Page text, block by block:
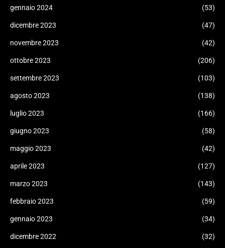
gennaio 2024 (53)
dicembre 2023 (47)
novembre 2023 (42)
ottobre 2023 (206)
settembre 2023 (103)
agosto 2023 (138)
luglio 2023 (166)
giugno 2023 (58)
maggio 2023 (42)
aprile 2023 (127)
marzo 2023 (143)
febbraio 2023 (59)
gennaio 2023 (34)
dicembre 2022 (32)